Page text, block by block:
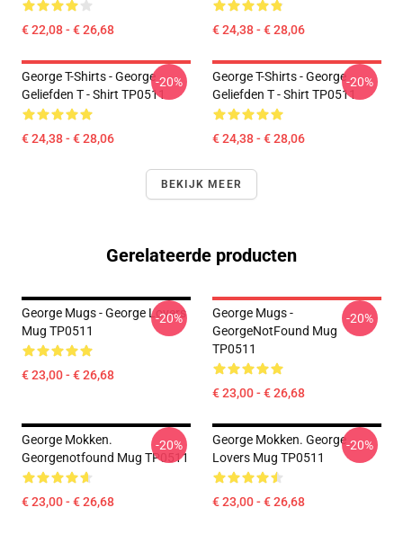
€ 22,08 - € 26,68 € 24,38 - € 28,06
George T-Shirts - George
Geliefden T - Shirt TP0511
€ 24,38 - € 28,06
-20%
George T-Shirts - George
Geliefden T - Shirt TP0511
€ 24,38 - € 28,06
-20%
BEKIJK MEER
Gerelateerde producten
George Mugs - George Lovers
Mug TP0511
€ 23,00 - € 26,68
-20%
George Mugs -
GeorgeNotFound Mug
TP0511
€ 23,00 - € 26,68
-20%
George Mokken.
Georgenotfound Mug TP0511
€ 23,00 - € 26,68
-20%
George Mokken. George
Lovers Mug TP0511
€ 23,00 - € 26,68
-20%